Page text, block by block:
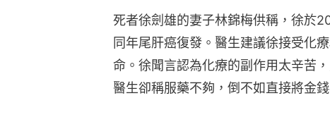
死者徐劍雄的妻子林錦梅供稱，徐於
同年尾肝癌復發。醫生建議徐接受化
命。徐聞言認為化療的副作用太辛苦
醫生卻稱服藥不夠，倒不如直接將金